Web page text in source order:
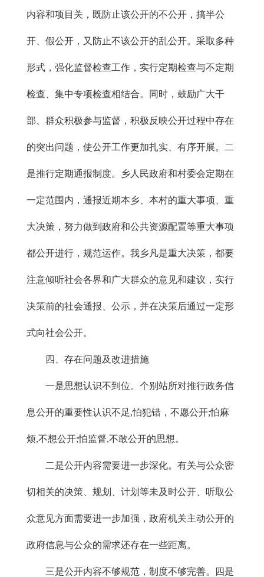
内容和项目关，既防止该公开的不公开，搞半公
开、假公开，又防止不该公开的乱公开。采取多种
形式，强化监督检查工作，实行定期检查与不定期
检查、集中专项检查相结合。同时，鼓励广大干
部、群众积极参与监督，积极反映公开过程中存在
的突出问题，使公开工作更加扎实、有序开展。二
是推行定期通报制度。乡人民政府和村委会定期在
一定范围内，通报近期本乡、本村的重大事项、重
大决策，努力做到政府和公共资源配置等重大事项
都公开进行，规范运作。我乡凡是重大决策，都要
注意倾听社会各界和广大群众的意见和建议，实行
决策前的社会通报、公示，并在决策后通过一定形
式向社会公开。
四、存在问题及改进措施
一是思想认识不到位。个别站所对推行政务信
息公开的重要性认识不足,怕犯错，不愿公开;怕麻
烦,不想公开;怕监督,不敢公开的思想。
二是公开内容需要进一步深化。有关与公众密
切相关的决策、规划、计划等未及时公开、听取公
众意见方面需要进一步加强，政府机关主动公开的
政府信息与公众的需求还存在一些距离。
三是公开内容不够规范，制度不够完善。四是